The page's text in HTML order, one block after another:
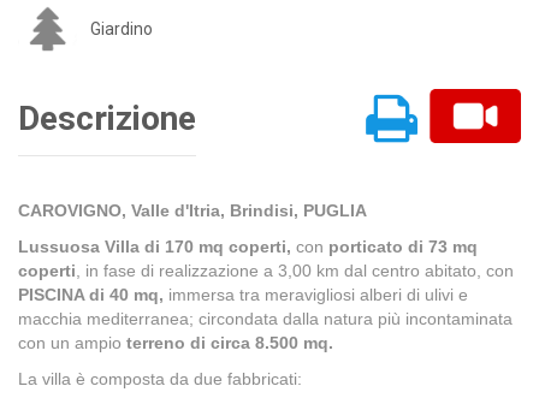
Giardino
Descrizione
CAROVIGNO, Valle d'Itria, Brindisi, PUGLIA
Lussuosa Villa di 170 mq coperti, con porticato di 73 mq
coperti, in fase di realizzazione a 3,00 km dal centro abitato, con
PISCINA di 40 mq, immersa tra meravigliosi alberi di ulivi e
macchia mediterranea; circondata dalla natura più incontaminata
con un ampio terreno di circa 8.500 mq.
La villa è composta da due fabbricati: